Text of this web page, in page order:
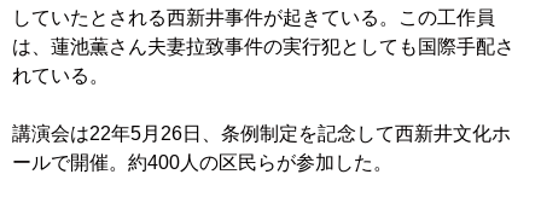
していたとされる西新井事件が起きている。この工作員
は、蓮池薫さん夫妻拉致事件の実行犯としても国際手配さ
れている。
講演会は22年5月26日、条例制定を記念して西新井文化ホ
ールで開催。約400人の区民らが参加した。